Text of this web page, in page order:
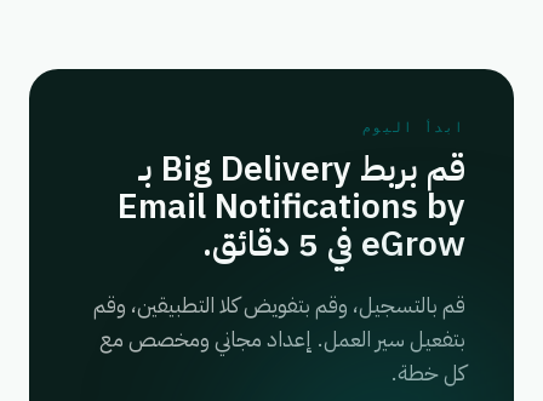
ابدأ اليوم
قم بربط Big Delivery بـ
Email Notifications by
eGrow في 5 دقائق.
قم بالتسجيل، وقم بتفويض كلا التطبيقين، وقم
بتفعيل سير العمل. إعداد مجاني ومخصص مع
كل خطة.